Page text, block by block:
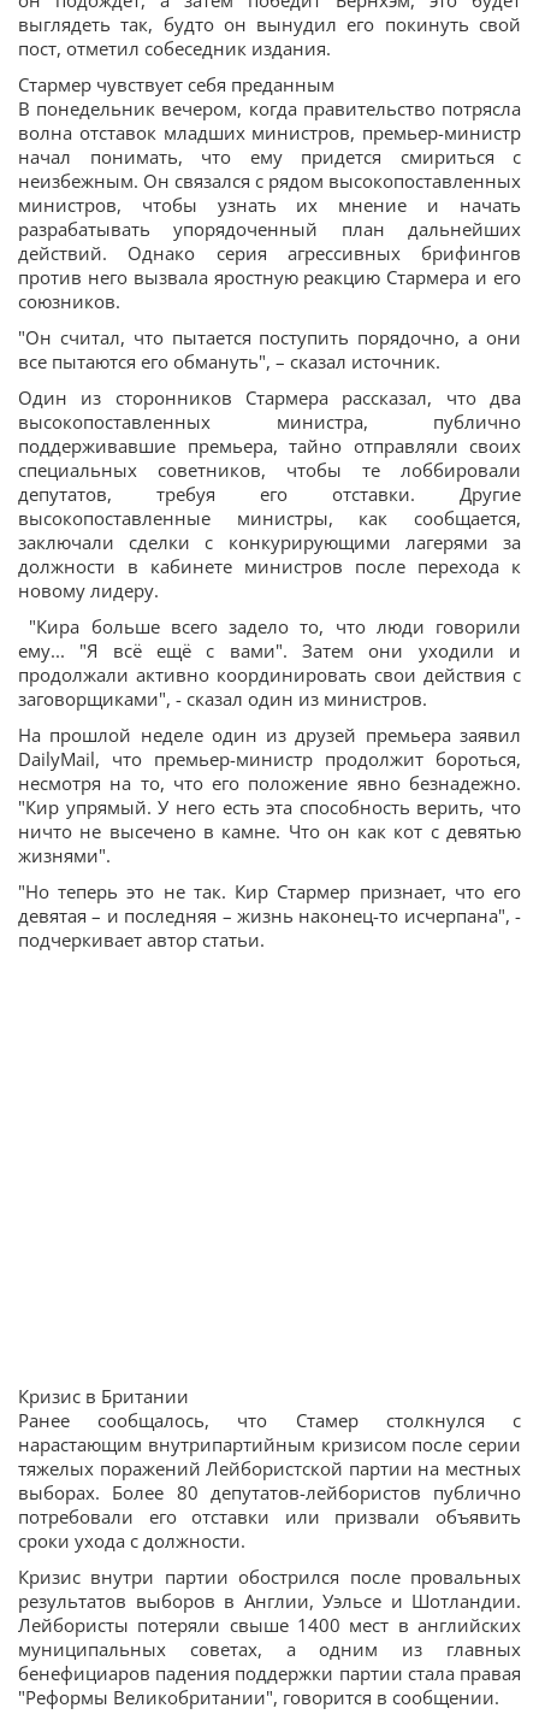
выглядеть так, будто он вынудил его покинуть свой
пост, отметил собеседник издания.
Стармер чувствует себя преданным
В понедельник вечером, когда правительство потрясла
волна отставок младших министров, премьер-министр
начал понимать, что ему придется смириться с
неизбежным. Он связался с рядом высокопоставленных
министров, чтобы узнать их мнение и начать
разрабатывать упорядоченный план дальнейших
действий. Однако серия агрессивных брифингов
против него вызвала яростную реакцию Стармера и его
союзников.
"Он считал, что пытается поступить порядочно, а они
все пытаются его обмануть", – сказал источник.
Один из сторонников Стармера рассказал, что два
высокопоставленных министра, публично
поддерживавшие премьера, тайно отправляли своих
специальных советников, чтобы те лоббировали
депутатов, требуя его отставки. Другие
высокопоставленные министры, как сообщается,
заключали сделки с конкурирующими лагерями за
должности в кабинете министров после перехода к
новому лидеру.
"Кира больше всего задело то, что люди говорили
ему... "Я всё ещё с вами". Затем они уходили и
продолжали активно координировать свои действия с
заговорщиками", - сказал один из министров.
На прошлой неделе один из друзей премьера заявил
DailyMail, что премьер-министр продолжит бороться,
несмотря на то, что его положение явно безнадежно.
"Кир упрямый. У него есть эта способность верить, что
ничто не высечено в камне. Что он как кот с девятью
жизнями".
"Но теперь это не так. Кир Стармер признает, что его
девятая – и последняя – жизнь наконец-то исчерпана", -
подчеркивает автор статьи.
Кризис в Британии
Ранее сообщалось, что Стамер столкнулся с
нарастающим внутрипартийным кризисом после серии
тяжелых поражений Лейбористской партии на местных
выборах. Более 80 депутатов-лейбористов публично
потребовали его отставки или призвали объявить
сроки ухода с должности.
Кризис внутри партии обострился после провальных
результатов выборов в Англии, Уэльсе и Шотландии.
Лейбористы потеряли свыше 1400 мест в английских
муниципальных советах, а одним из главных
бенефициаров падения поддержки партии стала правая
"Реформы Великобритании", говорится в сообщении.